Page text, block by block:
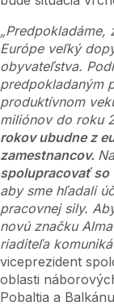
Európe veľký
obyvateľstva.
predpokladaným
produktívnom
miliónov do roku
rokov ubudne z
zamestnancov.
spolupracovať so
aby sme hľadali
pracovnej sily.
novú značku
riaditeľa
viceprezident
oblasti
Pobaltia a